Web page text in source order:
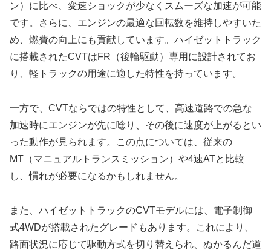
ン）に比べ、変速ショックが少なくスムーズな加速が可能
です。さらに、エンジンの最適な回転数を維持しやすいた
め、燃費の向上にも貢献しています。ハイゼットトラック
に搭載されたCVTはFR（後輪駆動）専用に設計されてお
り、軽トラックの用途に適した特性を持っています。
一方で、CVTならではの特性として、高速道路での急な
加速時にエンジンが先に唸り、その後に速度が上がるとい
った動作が見られます。この点については、従来の
MT（マニュアルトランスミッション）や4速ATと比較
し、慣れが必要になるかもしれません。
また、ハイゼットトラックのCVTモデルには、電子制御
式4WDが搭載されたグレードもあります。これにより、
路面状況に応じて駆動方式を切り替えられ、ぬかるんだ道